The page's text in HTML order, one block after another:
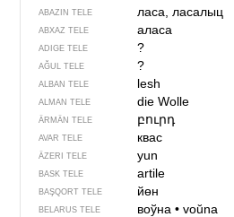
ABAZIN TELE ласа, ласалыц
ABXAZ TELE аласа
ADIGE TELE ?
AĞUL TELE ?
ALBAN TELE lesh
ALMAN TELE die Wolle
ÄRMÄN TELE բուրդ
AVAR TELE квас
ÄZERI TELE yun
BASK TELE artile
BAŞQORT TELE йөн
BELARUS TELE воўна• voŭna